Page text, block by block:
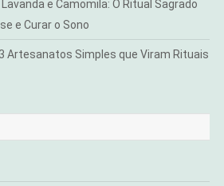
e Camomila: O Ritual Sagrado
e Curar o Sono
Artesanatos Simples que Viram Rituais